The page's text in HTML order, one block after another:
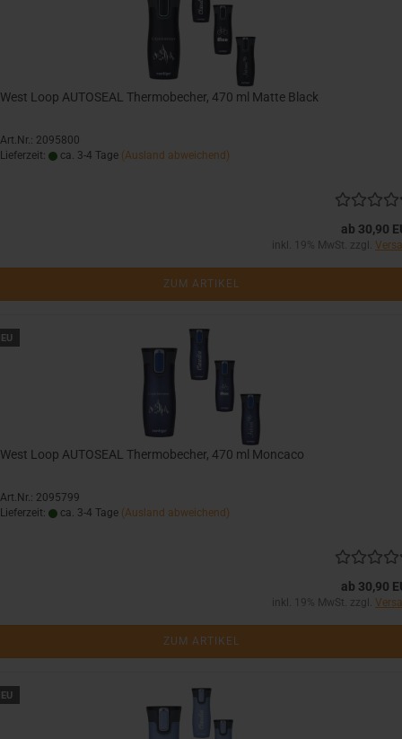
West Loop AUTOSEAL Thermobecher, 470 ml Matte Black
Art.Nr.: 2095800
Lieferzeit:
ca. 3-4 Tage (Ausland abweichend)
ab 30,90
inkl. 19% MwSt. zzgl.
ZUM ARTIKEL
West Loop AUTOSEAL Thermobecher, 470 ml Moncaco
Art.Nr.: 2095799
Lieferzeit:
ca. 3-4 Tage (Ausland abweichend)
ab 30,90
inkl. 19% MwSt. zzgl.
ZUM ARTIKEL